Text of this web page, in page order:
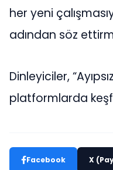
her yeni
adından söz
Dinleyiciler,
platformlarda
Facebook X